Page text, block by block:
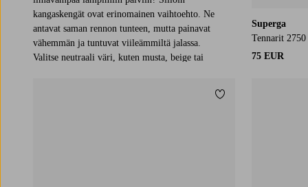
kangaskengät ovat erinomainen vaihtoehto. Ne
antavat saman rennon tunteen, mutta painavat
vähemmän ja tuntuvat viileämmiltä jalassa.
Valitse neutraali väri, kuten musta, beige tai
Superga
Tennarit
75 EUR
Lisää suosikkeihin